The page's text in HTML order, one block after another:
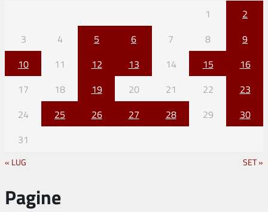
1
2
3
4 5 6 7 8
9
10
11 12 13 14 15
16
17
18 19 20 21 22
23
24
25 26 27 28 29
30
31
« LUG SET »
Pagine